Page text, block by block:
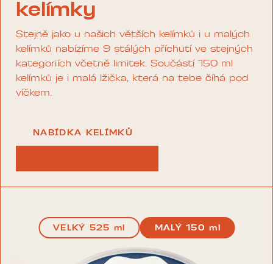
kelímky
Stejně jako u našich větších kelímků i u malých
kelímků nabízíme 9 stálých příchutí ve stejných
kategoriích včetně limitek. Součástí 150 ml
kelímků je i malá lžička, která na tebe číhá pod
víčkem.
NABÍDKA KELÍMKŮ
VELKÝ 525 ml MALÝ 150 ml